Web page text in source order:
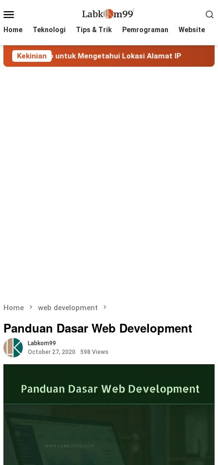
to
Menu
Home Teknologi Tips & Trik Pemrograman Website
Kekinian
untuk Mengetahui Lokasi Alamat IP MaxMind
Home web development
Panduan Dasar Web Development
Labkom99
October 27, 2020
598 Views